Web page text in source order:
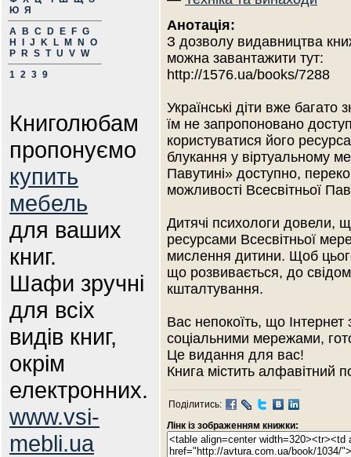
Ю Я
A
B C D E F G
H
J K L M N
O
P
R S T U V W
1 2 3 9
Книголюбам
пропонуємо
купить
мебель
для ваших
книг.
Шафи зручні
для всіх
видів книг,
окрім
електронних.
www.vsi-
mebli.ua
Анотація:
З дозволу видавництва
можна завантажити тут:
http://1576.ua/books/7288
Українські діти вже багато
їм не запропоновано
користуватися його
блукання у віртуальному
Павутині» доступно,
можливості Всесвітньої
Дитячі психологи довели,
ресурсами Всесвітньої
мислення дитини. Щоб
що розвивається, до
кшталтування.
Вас непокоїть, що
соціальними мережами,
Це видання для вас!
Книга містить алфавітний
Поділитись:
Лінк із зображенням книжки: